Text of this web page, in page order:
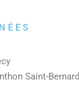
Saint-Bernard